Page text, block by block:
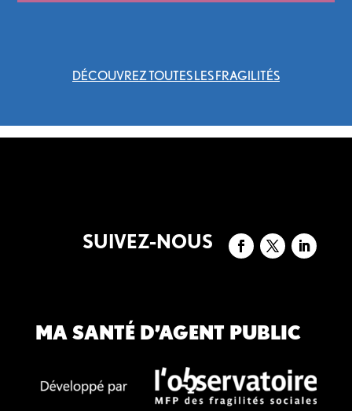
DÉCOUVREZ TOUTES LES FRAGILITÉS
SUIVEZ-NOUS
MA SANTÉ D’AGENT PUBLIC